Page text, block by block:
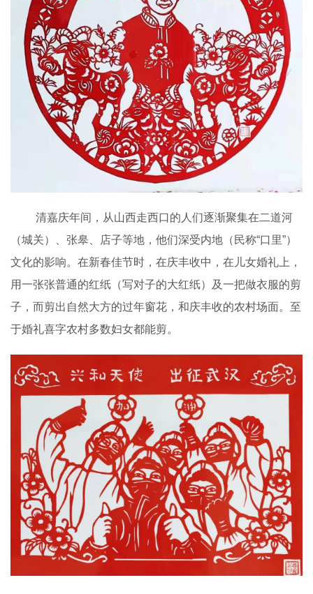
清嘉庆年间，从山西走西口的人们逐渐聚集在二道河
（城关）、张皋、店子等地，他们深受内地（民称“口里”）
文化的影响。在新春佳节时，在庆丰收中，在儿女婚礼上，
用一张张普通的红纸（写对子的大红纸）及一把做衣服的剪
子，而剪出自然大方的过年窗花，和庆丰收的农村场面。至
于婚礼喜字农村多数妇女都能剪。